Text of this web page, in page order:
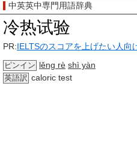
中英英中専門用語辞典
冷热试验
PR:IELTSのスコアを上げたい人向
ピンイン lěng rè shì yàn
英語訳 caloric test